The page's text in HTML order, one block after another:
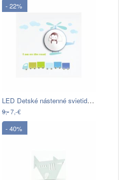
- 22%
LED Detské nástenné svietidlo LED/1W…
9,-7,-€
- 40%